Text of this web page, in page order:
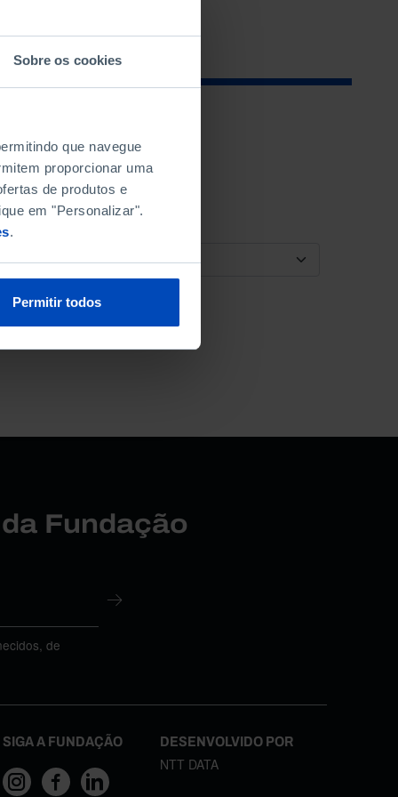
Sobre os cookies
que navegue
proporcionar uma
de produtos e
em "Personalizar".
.
Permitir todos
ORDENAR POR
Fundação
de
SIGA A FUNDAÇÃO DESENVOLVIDO POR
NTT DATA